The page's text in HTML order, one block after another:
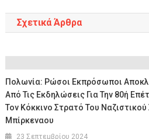
Σχετικά Άρθρα
Πολωνία: Ρώσοι Εκπρόσωποι
Από Τις Εκδηλώσεις Για Την 80ή
Τον Κόκκινο Στρατό Του
Μπίρκεναου
23 Σεπτεμβρίου 2024